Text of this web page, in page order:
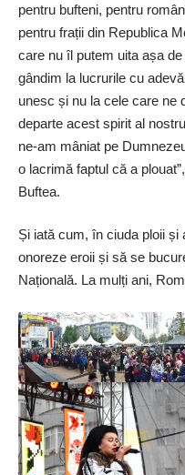
pentru bufteni, pentru
pentru frații din Republica
care nu îl putem uita așa
gândim la lucrurile cu
unesc și nu la cele care ne
departe acest spirit al
ne-am mâniat pe
o lacrimă faptul că a
Buftea.
Și iată cum, în ciuda ploii și
onoreze eroii și să se
Națională. La mulți ani,